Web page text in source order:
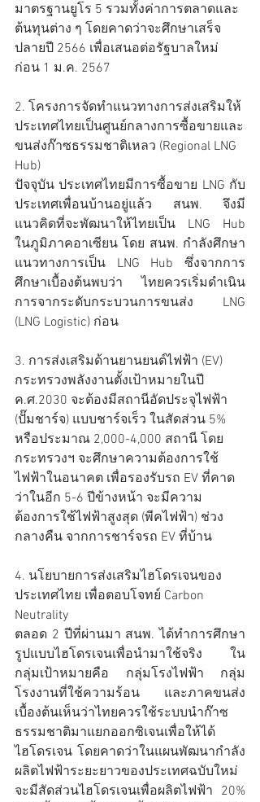
มาตรฐานยูโร 5 รวมทั้งค่าการตลาดและ
ต้นทุนต่าง ๆ โดยคาดว่าจะศึกษาเสร็จ
ปลายปี 2566 เพื่อเสนอต่อรัฐบาลใหม่
ก่อน 1 ม.ค. 2567
2. โครงการจัดทำแนวทางการส่งเสริมให้
ประเทศไทยเป็นศูนย์กลางการซื้อขายและ
ขนส่งก๊าซธรรมชาติเหลว (Regional LNG
Hub)
ปัจจุบัน ประเทศไทยมีการซื้อขาย LNG กับ
ประเทศเพื่อนบ้านอยู่แล้ว สนพ. จึงมี
แนวคิดที่จะพัฒนาให้ไทยเป็น LNG Hub
ในภูมิภาคอาเซียน โดย สนพ. กำลังศึกษา
แนวทางการเป็น LNG Hub ซึ่งจากการ
ศึกษาเบื้องต้นพบว่า ไทยควรเริ่มดำเนิน
การจากระดับกระบวนการขนส่ง LNG
(LNG Logistic) ก่อน
3. การส่งเสริมด้านยานยนต์ไฟฟ้า (EV)
กระทรวงพลังงานตั้งเป้าหมายในปี
ค.ศ.2030 จะต้องมีสถานีอัดประจุไฟฟ้า
(ปั๊มชาร์จ) แบบชาร์จเร็ว ในสัดส่วน 5%
หรือประมาณ 2,000-4,000 สถานี โดย
กระทรวงฯ จะศึกษาความต้องการใช้
ไฟฟ้าในอนาคต เพื่อรองรับรถ EV ที่คาด
ว่าในอีก 5-6 ปีข้างหน้า จะมีความ
ต้องการใช้ไฟฟ้าสูงสุด (พีคไฟฟ้า) ช่วง
กลางคืน จากการชาร์จรถ EV ที่บ้าน
4. นโยบายการส่งเสริมไฮโดรเจนของ
ประเทศไทย เพื่อตอบโจทย์ Carbon
Neutrality
ตลอด 2 ปีที่ผ่านมา สนพ. ได้ทำการศึกษา
รูปแบบไฮโดรเจนเพื่อนำมาใช้จริง ใน
กลุ่มเป้าหมายคือ กลุ่มโรงไฟฟ้า กลุ่ม
โรงงานที่ใช้ความร้อน และภาคขนส่ง
เบื้องต้นเห็นว่าไทยควรใช้ระบบนำก๊าซ
ธรรมชาติมาแยกออกซิเจนเพื่อให้ได้
ไฮโดรเจน โดยคาดว่าในแผนพัฒนากำลัง
ผลิตไฟฟ้าระยะยาวของประเทศฉบับใหม่
จะมีสัดส่วนไฮโดรเจนเพื่อผลิตไฟฟ้า 20%